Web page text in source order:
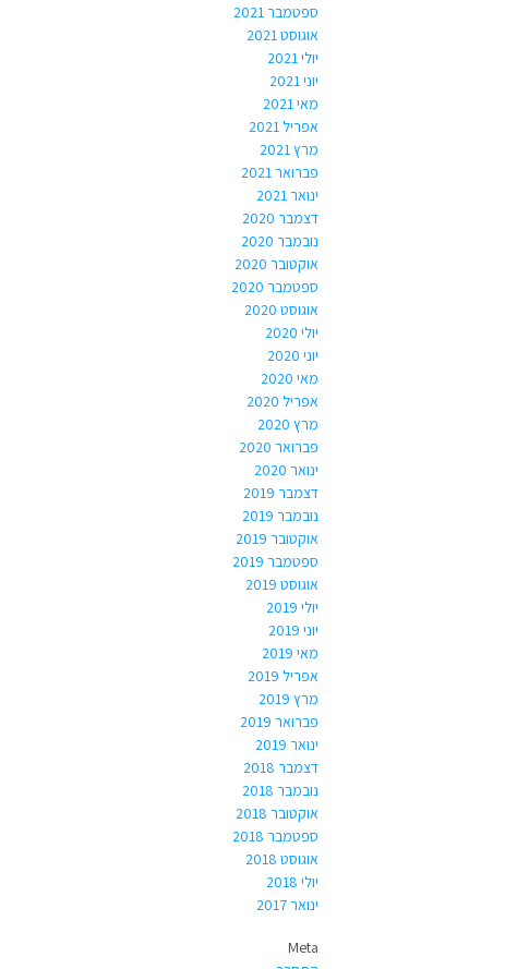
ספטמבר 2021
אוגוסט 2021
יולי 2021
יוני 2021
מאי 2021
אפריל 2021
מרץ 2021
פברואר 2021
ינואר 2021
דצמבר 2020
נובמבר 2020
אוקטובר 2020
ספטמבר 2020
אוגוסט 2020
יולי 2020
יוני 2020
מאי 2020
אפריל 2020
מרץ 2020
פברואר 2020
ינואר 2020
דצמבר 2019
נובמבר 2019
אוקטובר 2019
ספטמבר 2019
אוגוסט 2019
יולי 2019
יוני 2019
מאי 2019
אפריל 2019
מרץ 2019
פברואר 2019
ינואר 2019
דצמבר 2018
נובמבר 2018
אוקטובר 2018
ספטמבר 2018
אוגוסט 2018
יולי 2018
ינואר 2017
Meta